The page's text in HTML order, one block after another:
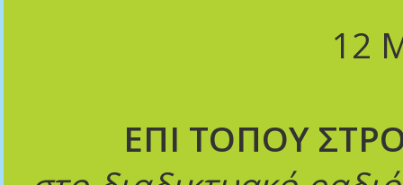
12
ΕΠΙ ΤΟΠΟΥ